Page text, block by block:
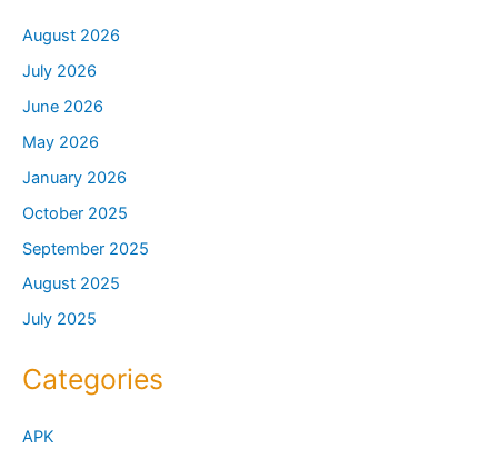
August 2026
July 2026
June 2026
May 2026
January 2026
October 2025
September 2025
August 2025
July 2025
Categories
APK